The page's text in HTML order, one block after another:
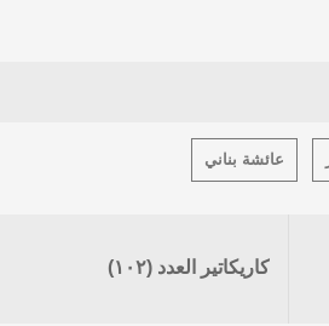
عائشة بناني
كاريكاتير العدد (١٠٢)